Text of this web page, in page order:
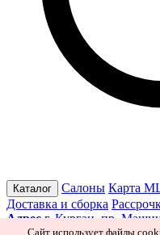
Каталог Салоны Карта
Доставка и сборка
Адрес г. Курган, пр.
Сайт использует файлы